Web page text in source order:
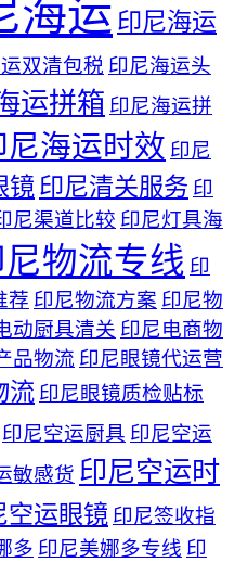
海运 印尼海运
双清包税 印尼海运头
运拼箱 印尼海运拼
尼海运时效 印尼
镜 印尼清关服务 印
尼渠道比较 印尼灯具海
尼物流专线 印
荐 印尼物流方案 印尼物
动厨具清关 印尼电商物
品物流 印尼眼镜代运营
流 印尼眼镜质检贴标
印尼空运厨具 印尼空运
敏感货 印尼空运时
空运眼镜 印尼签收指
多 印尼美娜多专线 印